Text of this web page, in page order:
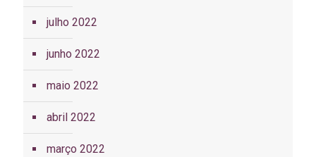
julho 2022
junho 2022
maio 2022
abril 2022
março 2022